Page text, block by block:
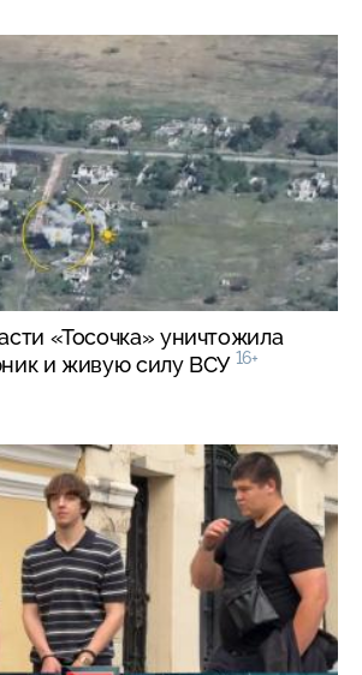
«Тосочка» уничтожила
и живую силу ВСУ 16+